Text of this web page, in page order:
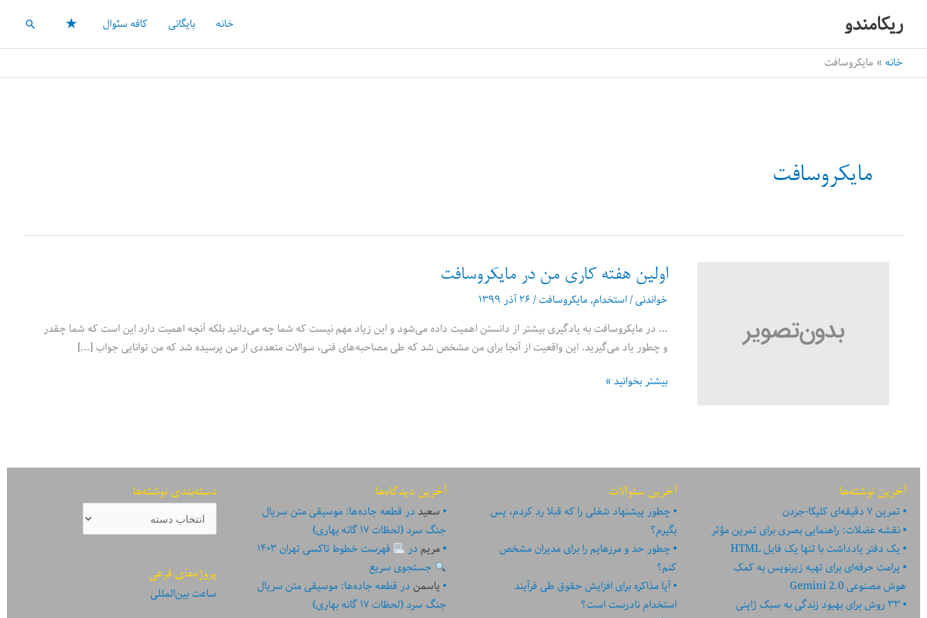
محتوا
ریکامندو خانه بایگانی کافه سئوال ★ جستجو
خانه مایکروسافت
مایکروسافت
اولین هفته کاری من در مایکروسافت
خواندنی/استخدام,مایکروسافت/۲۶ آذر ۱۳۹۹
… در مایکروسافت به یادگیری بیشتر از دانستن اهمیت داده می‌شود و این زیاد مهم نیست که شما چه می‌دانید بلکه آنچه اهمیت دارد این است که شما چقدر
و چطور یاد می‌گیرید. این واقعیت از آنجا برای من مشخص شد که طی مصاحبه‌های فنی، سوالات متعددی از من پرسیده شد که من توانایی جواب […]
اولین
مایکروسافت
بیشتر بخوانید »
آخرین نوشته‌ها
تمرین ۷ دقیقه‌ای کلیکا-جردن
نقشه عضلات: راهنمایی بصری برای تمرین مؤثر
یک دفتر یادداشت با تنها یک فایل HTML
پرامت حرفه‌ای برای تهیه زیرنویس به کمک
هوش مصنوعی Gemini 2.0
۳۳ روش برای بهبود زندگی به سبک ژاپنی
آخرین سئوالات
چطور پیشنهاد شغلی را که قبلا رد کردم، پس
بگیرم؟
چطور حد و مرزهایم را برای مدیران مشخص
کنم؟
آیا مذاکره برای افزایش حقوق طی فرآیند
استخدام نادرست است؟
آخرین دیدگاه‌ها
سعیددرقطعه جاده‌ها: موسیقی متن سریال
جنگ سرد (لحظات ۱۷ گانه بهاری)
مریمدر
فهرست خطوط تاکسی تهران ۱۴۰۳
جستجوی سریع
یاسمندرقطعه جاده‌ها: موسیقی متن سریال
جنگ سرد (لحظات ۱۷ گانه بهاری)
دسته‌بندی نوشته‌ها
دسته‌بندی
نوشته‌ها
پروژه‌های فرعی
ساعت بین‌المللی